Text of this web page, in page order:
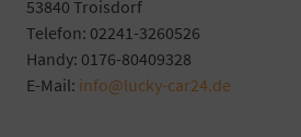
53840 Troisdorf
Telefon: 02241-3260526
Handy: 0176-80409328
E-Mail: info@lucky-car24.de